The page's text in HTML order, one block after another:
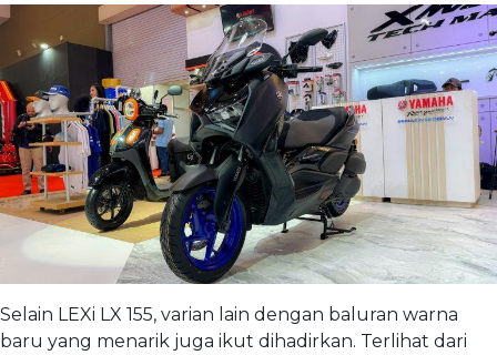
Selain LEXi LX 155, varian lain dengan baluran warna
baru yang menarik juga ikut dihadirkan. Terlihat dari